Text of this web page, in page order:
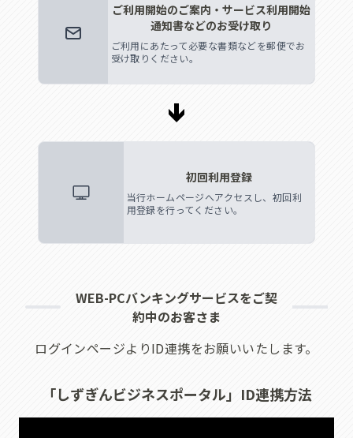
ご利用開始のご案内・サービス利用開始
通知書などのお受け取り
ご利用にあたって必要な書類などを郵便でお
受け取りください。
初回利用登録
当行ホームページへアクセスし、初回利
用登録を行ってください。
WEB-PCバンキングサービスをご契
約中のお客さま
ログインページよりID連携をお願いいたします。
「しずぎんビジネスポータル」ID連携方法